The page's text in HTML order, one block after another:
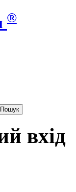
®
вхід